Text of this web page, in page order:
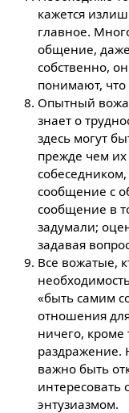
кажется
главное.
общение,
собственно,
понимают,
Опытный
знает о
здесь могут
прежде чем их
сообщение с
сообщение в
задумали;
задавая
Все вожатые,
«быть самим
отношения
ничего, кроме
раздражение.
важно быть
интересовать
энтузиазмом.